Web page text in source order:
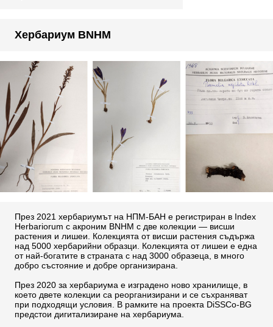
Хербариум BNHM
През 2021 хербариумът на НПМ-БАН е регистриран в Index
Herbariorum с акроним BNHM с две колекции — висши
растения и лишеи. Колекцията от висши растения съдържа
над 5000 хербарийни образци. Колекцията от лишеи е една
от най-богатите в страната с над 3000 образеца, в много
добро състояние и добре организирана.
През 2020 за хербариума е изградено ново хранилище, в
което двете колекции са реорганизирани и се съхраняват
при подходящи условия. В рамките на проекта DiSSCo-BG
предстои дигитализиране на хербариума.